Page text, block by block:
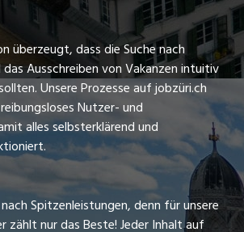
überzeugt, dass die Suche nach
Ausschreiben von Vakanzen intuitiv
Unsere Prozesse auf jobzüri.ch
Nutzer- und
alles selbsterklärend und
Spitzenleistungen, denn für unsere
zählt nur das Beste! Jeder Inhalt auf